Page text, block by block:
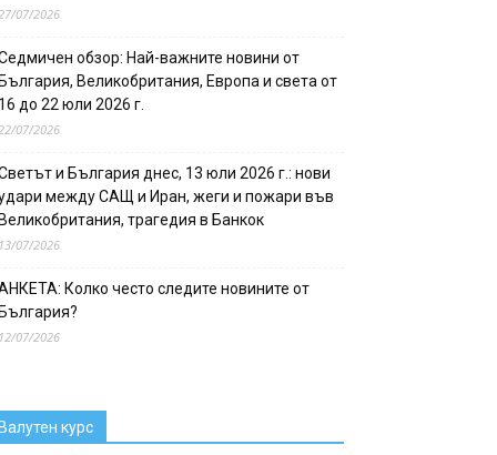
07/2026
обзор: Най-важните новини от
Великобритания, Европа и света от
до 22 юли 2026 г.
07/2026
и България днес, 13 юли 2026 г.: нови
между САЩ и Иран, жеги и пожари във
трагедия в Банкок
07/2026
Колко често следите новините от
07/2026
курс